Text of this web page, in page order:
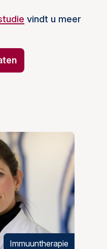
vindt u meer
Immuuntherapie